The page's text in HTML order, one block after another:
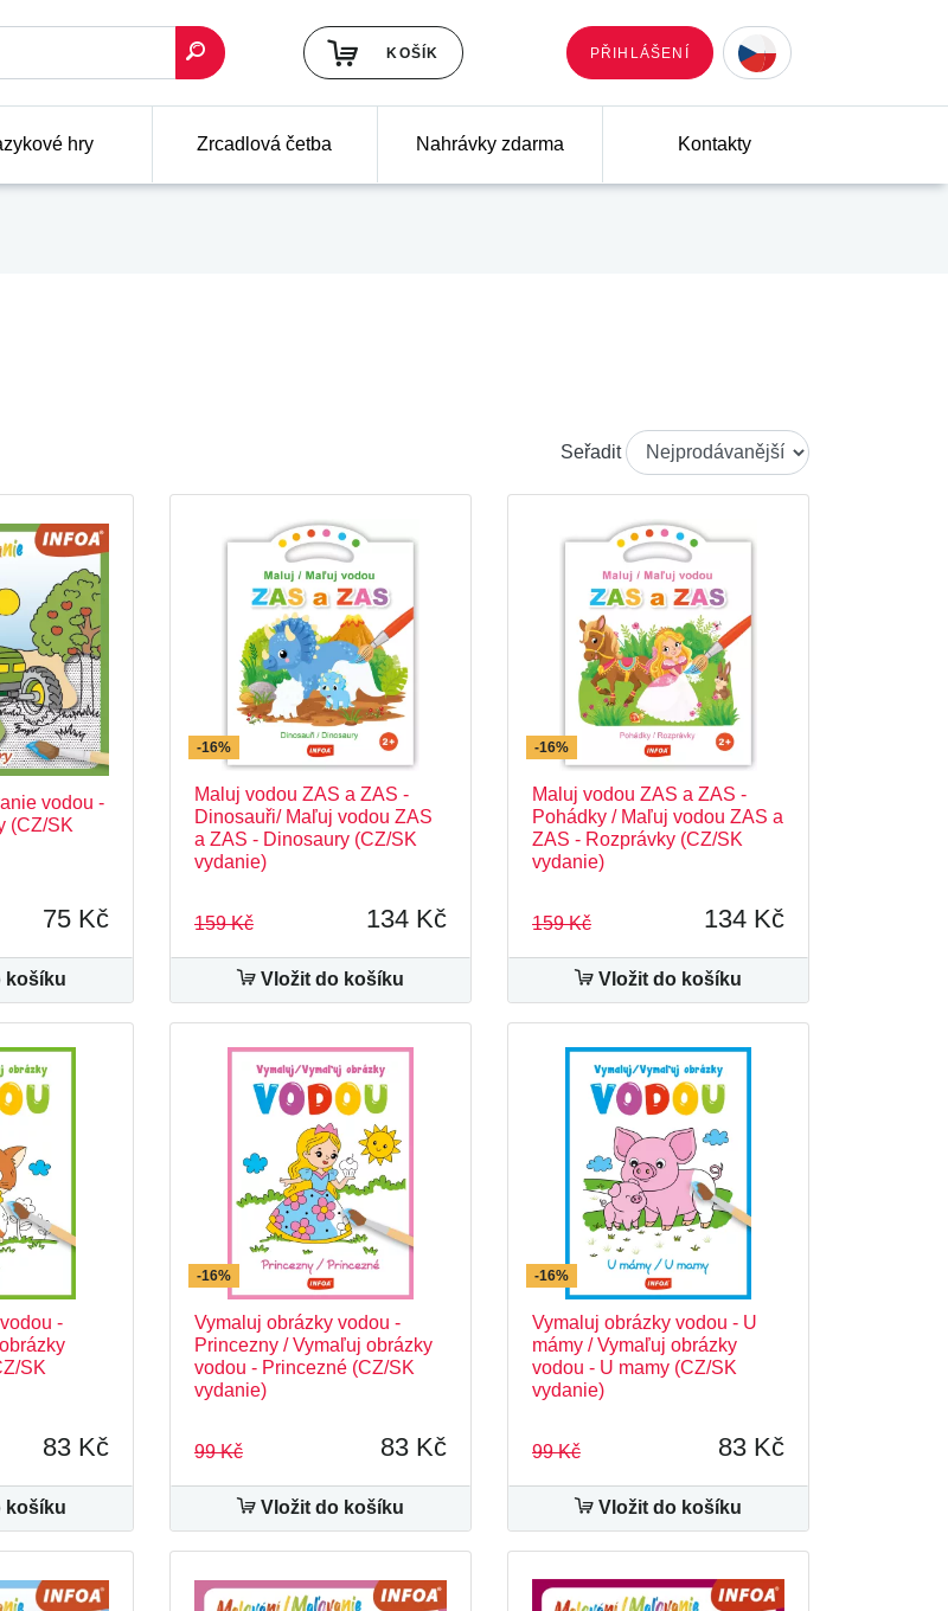
KOŠÍK PŘIHLÁŠENÍ
hry Zrcadlová četba Nahrávky zdarma Kontakty
Seřadit
vodou -
(CZ/SK
75 Kč
košíku
-16%
Maluj vodou ZAS a ZAS -
Dinosauři/ Maľuj vodou ZAS
a ZAS - Dinosaury (CZ/SK
vydanie)
159 Kč 134 Kč
Vložit do košíku
-16%
Maluj vodou ZAS a ZAS -
Pohádky / Maľuj vodou ZAS a
ZAS - Rozprávky (CZ/SK
vydanie)
159 Kč 134 Kč
Vložit do košíku
-
SK
83 Kč
košíku
-16%
Vymaluj obrázky vodou -
Princezny / Vymaľuj obrázky
vodou - Princezné (CZ/SK
vydanie)
99 Kč 83 Kč
Vložit do košíku
-16%
Vymaluj obrázky vodou - U
mámy / Vymaľuj obrázky
vodou - U mamy (CZ/SK
vydanie)
99 Kč 83 Kč
Vložit do košíku